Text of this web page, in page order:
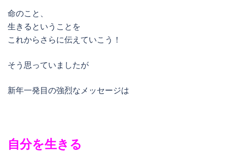
命のこと、
生きるということを
これからさらに伝えていこう！
そう思っていましたが
新年一発目の強烈なメッセージは
自分を生きる